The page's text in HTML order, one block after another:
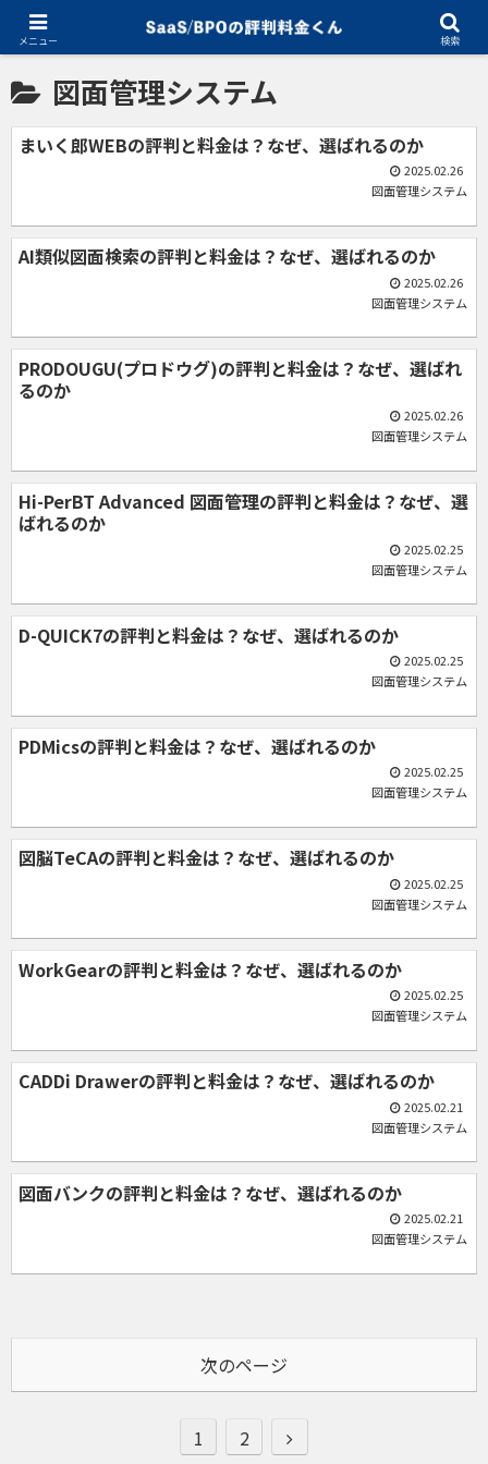
ホーム 図面管理システム
図面管理システム
まいく郎WEBの評判と料金は？なぜ、選ばれるのか
2025.02.26
図面管理システム
AI類似図面検索の評判と料金は？なぜ、選ばれるのか
2025.02.26
図面管理システム
PRODOUGU(プロドウグ)の評判と料金は？なぜ、選ばれ
るのか
2025.02.26
図面管理システム
Hi-PerBT Advanced 図面管理の評判と料金は？なぜ、選
ばれるのか
2025.02.25
図面管理システム
D-QUICK7の評判と料金は？なぜ、選ばれるのか
2025.02.25
図面管理システム
PDMicsの評判と料金は？なぜ、選ばれるのか
2025.02.25
図面管理システム
図脳TeCAの評判と料金は？なぜ、選ばれるのか
2025.02.25
図面管理システム
WorkGearの評判と料金は？なぜ、選ばれるのか
2025.02.25
図面管理システム
CADDi Drawerの評判と料金は？なぜ、選ばれるのか
2025.02.21
図面管理システム
図面バンクの評判と料金は？なぜ、選ばれるのか
2025.02.21
図面管理システム
次のページ
1 2
次
メニュー 検索